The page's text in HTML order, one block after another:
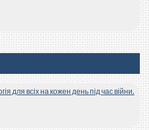
для всіх на кожен день під час війни.